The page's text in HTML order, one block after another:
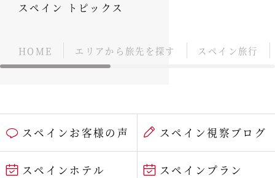
スペイン トピックス
HOME エリアから旅先を探す スペイン旅行
スペインお客様の声 スペイン視察ブログ
スペインホテル スペインプラン